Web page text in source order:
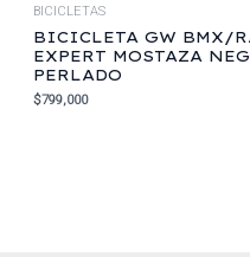
BICICLETAS
BICICLETA GW BMX/
EXPERT MOSTAZA
PERLADO
$799,000